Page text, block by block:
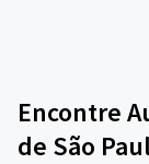
Encontre
de São